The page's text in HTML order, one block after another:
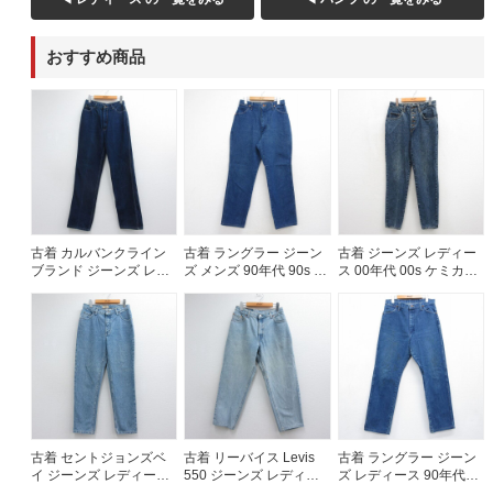
すべての年代を見る
週刊ラッシュアウト新聞
古着コラム
メディア・イベント情報
Youtube 古着屋Rush Out チャンネル
スタッフコーディネート
おすすめ商品
古着 カルバンクライン
ブランド ジーンズ レデ
トン ネイビー デニム
古着 ラングラー ジーン
ズ メンズ 90年代 90s コ
デニム 26jul29
古着 ジーンズ レディー
ス 00年代 00s ケミカル
イビー デニム 26jul27
古着 セントジョンズベ
イ ジーンズ レディース
古着 リーバイス Levis
550 ジーンズ レディー
古着 ラングラー ジーン
ズ レディース 90年代